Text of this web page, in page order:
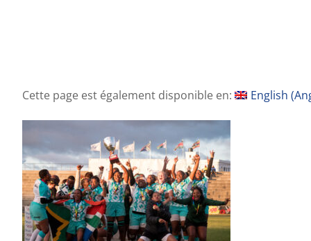
Cette page est également disponible en: English (